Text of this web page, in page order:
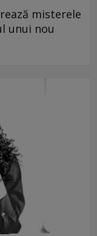
misterele
unui nou